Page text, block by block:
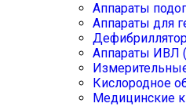
Аппараты
Аппараты для
Аппараты ИВЛ
Кислородное
Медицинские